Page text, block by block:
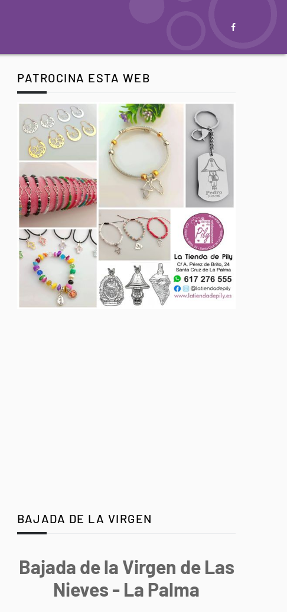
PATROCINA ESTA WEB
BAJADA DE LA VIRGEN
Bajada de la Virgen de Las
Nieves - La Palma